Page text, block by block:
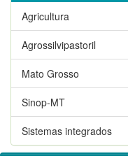
Agricultura
Agrossilvipastoril
Mato Grosso
Sinop-MT
Sistemas integrados